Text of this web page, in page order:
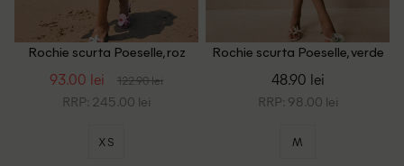
Rochie scurta Poeselle, roz
93.00 lei 122.90 lei
RRP: 245.00 lei
XS
Rochie scurta Poeselle, verde
48.90 lei
RRP: 98.00 lei
M